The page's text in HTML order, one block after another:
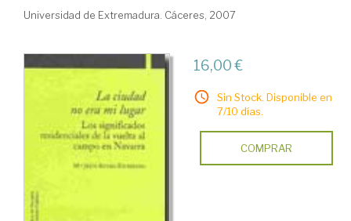
Universidad de Extremadura. Cáceres, 2007
16,00 €
Sin Stock. Disponible en
7/10 días.
COMPRAR